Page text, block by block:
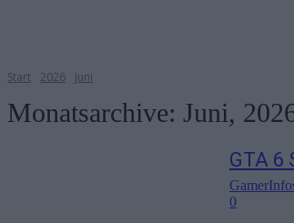
Start 2026 Juni
Monatsarchive: Juni,
GTA
0